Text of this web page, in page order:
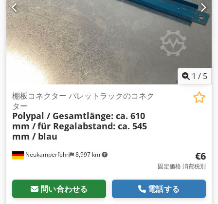
1 / 5
Neukamperfehn 8,997 km
棚板コネクター パレットラックのコネク
ター
Polypal / Gesamtlänge: ca. 610
mm /für Regalabstand: ca. 545
mm / blau
€6
固定価格 消費税別
問い合わせる 電話する